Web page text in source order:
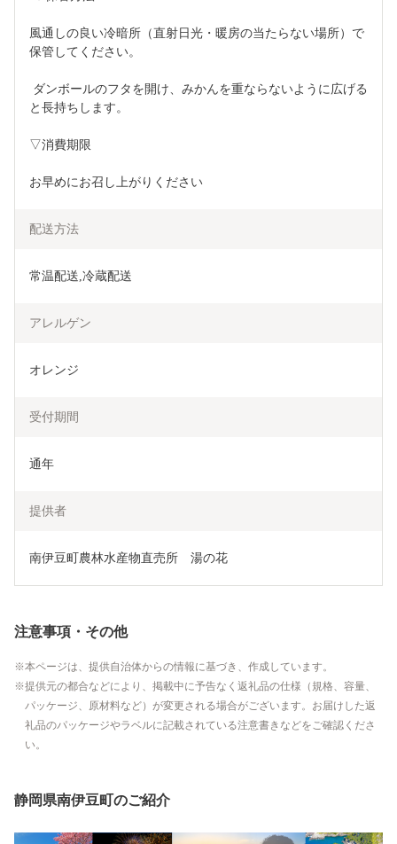
風通しの良い冷暗所（直射日光・暖房の当たらない場所）で
保管してください。
と長持ちします。
▽消費期限
お早めにお召し上がりください
配送方法
常温配送,冷蔵配送
アレルゲン
オレンジ
受付期間
通年
提供者
南伊豆町農林水産物直売所　湯の花
注意事項・その他
本ページは、提供自治体からの情報に基づき、作成しています。
提供元の都合などにより、掲載中に予告なく返礼品の仕様（規格、容量、
パッケージ、原材料など）が変更される場合がございます。お届けした返
礼品のパッケージやラベルに記載されている注意書きなどをご確認くださ
い。
静岡県南伊豆町のご紹介